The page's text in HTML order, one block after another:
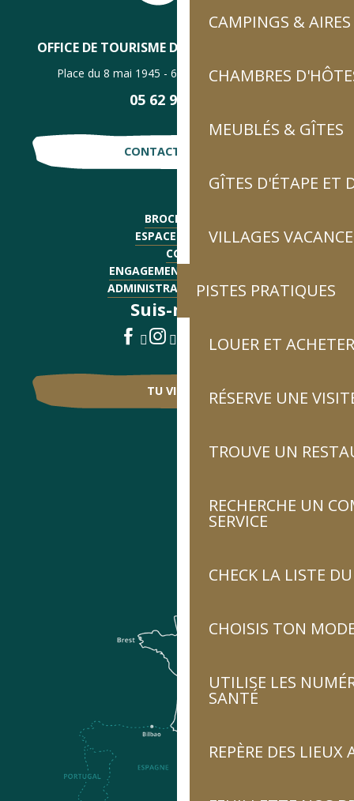
CAMPINGS &
CHAMBRES
MEUBLÉS & GÎTES
GÎTES D'ÉTAPE ET
VILLAGES
PISTES PRATIQUES
LOUER ET
RÉSERVE UNE
TROUVE UN
RECHERCHE UN
SERVICE
CHECK LA LISTE
CHOISIS TON
UTILISE LES
SANTÉ
REPÈRE DES LIEUX
OFFICE DE TOURISME DE LUZ-SAINT-SAUVEUR
Place du 8 mai 1945 - 65120 Luz-Saint-Sauveur
05 62 92 30 30
CONTACTE-NOUS !
BROCHURES
ESPACE PRESSE
CGV
ENGAGEMENTS QUALITÉ
ADMINISTRATIF - EMPLOI
Suis-nous !
TU VIENS ?